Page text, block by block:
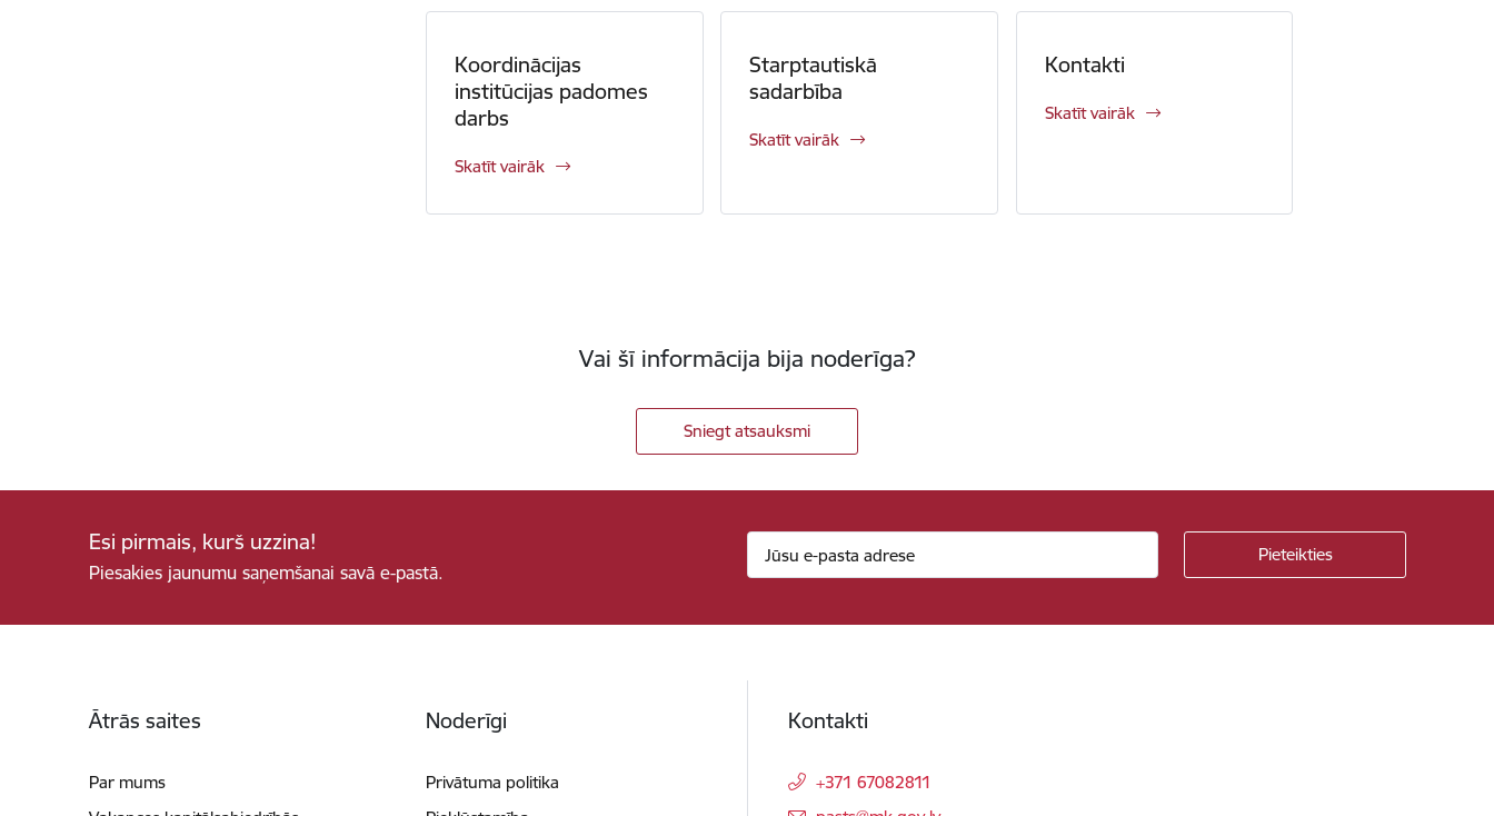
Koordinācijas
institūcijas padomes
darbs
Skatīt vairāk
Starptautiskā
sadarbība
Skatīt vairāk
Kontakti
Skatīt vairāk
Vai šī informācija bija noderīga?
Sniegt atsauksmi
Esi pirmais, kurš uzzina!
Piesakies jaunumu saņemšanai savā e-pastā.
Ātrās saites
Par mums
Noderīgi
Privātuma politika
Kontakti
+371 67082811